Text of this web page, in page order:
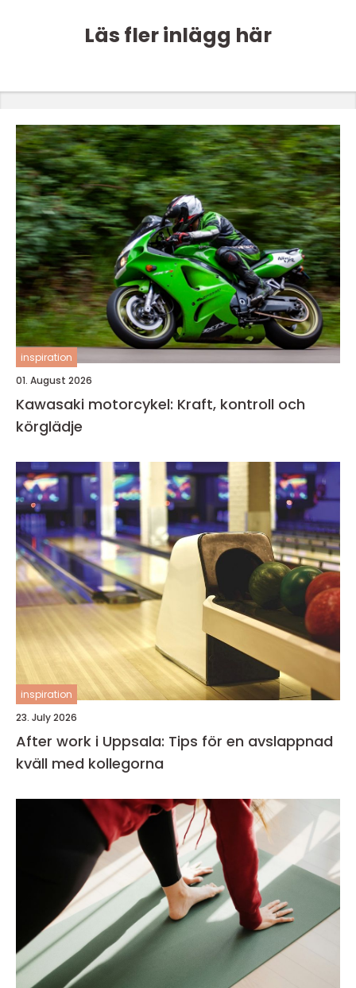
Läs fler inlägg här
inspiration
01. August 2026
Kawasaki motorcykel: Kraft, kontroll och
körglädje
inspiration
23. July 2026
After work i Uppsala: Tips för en avslappnad
kväll med kollegorna